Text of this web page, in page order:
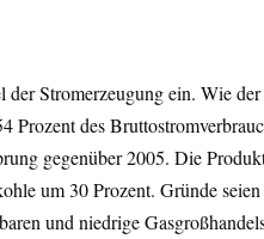
Stromerzeugung ein. Wie der
Prozent des
gegenüber 2005. Die
um 30 Prozent. Gründe seien
und niedrige